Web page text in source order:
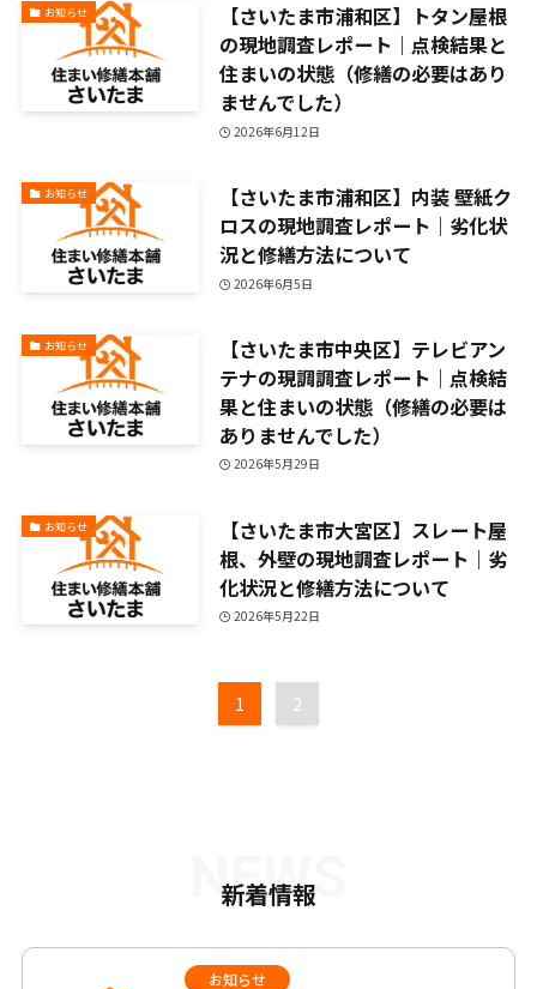
お知らせ
【さいたま市浦和区】トタン屋根
の現地調査レポート｜点検結果と
住まいの状態（修繕の必要はあり
ませんでした）
2026年6月12日
お知らせ
【さいたま市浦和区】内装 壁紙ク
ロスの現地調査レポート｜劣化状
況と修繕方法について
2026年6月5日
お知らせ
【さいたま市中央区】テレビアン
テナの現調調査レポート｜点検結
果と住まいの状態（修繕の必要は
ありませんでした）
2026年5月29日
お知らせ
【さいたま市大宮区】スレート屋
根、外壁の現地調査レポート｜劣
化状況と修繕方法について
2026年5月22日
1 2
NEWS
新着情報
お知らせ